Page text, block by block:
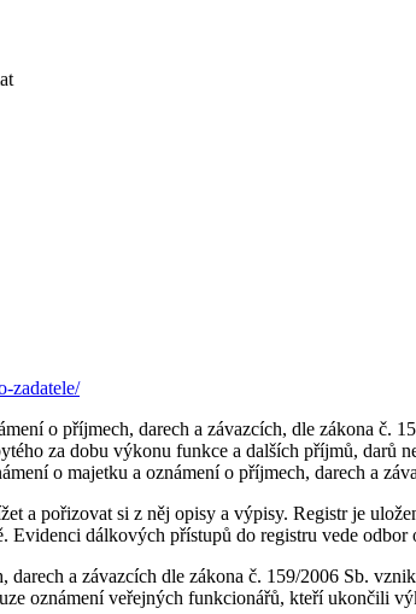
zadatele/
o příjmech, darech a závazcích, dle zákona
za dobu výkonu funkce a dalších příjmů,
o majetku a oznámení o příjmech, darech a
a pořizovat si z něj opisy a výpisy. Registr je
dálkových přístupů do registru vede odbor
darech a závazcích dle zákona č. 159/2006 Sb.
oznámení veřejných funkcionářů, kteří ukončili